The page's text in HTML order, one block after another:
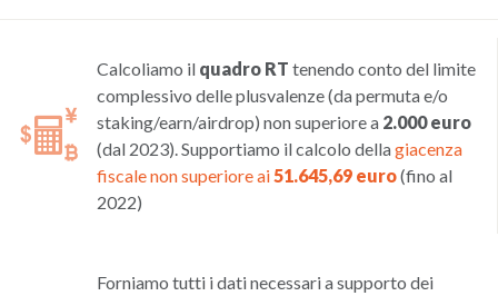
Calcoliamo il quadro RT tenendo conto del limite
complessivo delle plusvalenze (da permuta e/o
staking/earn/airdrop) non superiore a 2.000 euro
(dal 2023). Supportiamo il calcolo dellagiacenza
fiscale non superiore ai51.645,69 euro(fino al
2022)
Forniamo tutti i dati necessari a supporto dei